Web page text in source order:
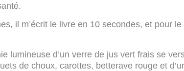
il m’écrit le livre en 10 secondes, et pour le
lumineuse d’un verre de jus vert frais se
de choux, carottes, betterave rouge et